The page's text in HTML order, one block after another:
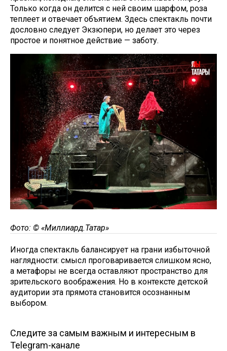
Только когда он делится с ней своим шарфом, роза
теплеет и отвечает объятием. Здесь спектакль почти
дословно следует Экзюпери, но делает это через
простое и понятное действие — заботу.
Фото: © «Миллиард.Татар»
Иногда спектакль балансирует на грани избыточной
наглядности: смысл проговаривается слишком ясно,
а метафоры не всегда оставляют пространство для
зрительского воображения. Но в контексте детской
аудитории эта прямота становится осознанным
выбором.
Следите за самым важным и интересным в
Telegram-канале